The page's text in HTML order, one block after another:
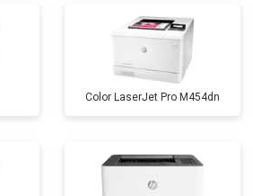
Color LaserJet Pro M454dn